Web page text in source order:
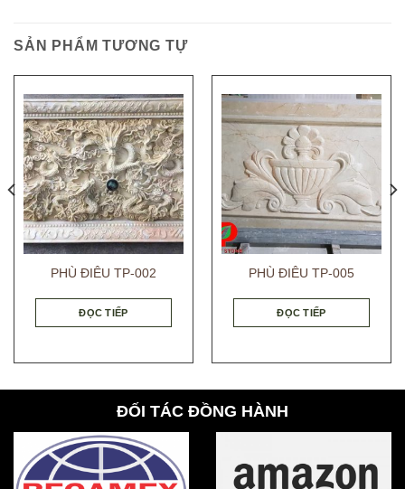
SẢN PHẨM TƯƠNG TỰ
PHÙ ĐIÊU TP-002
ĐỌC TIẾP
PHÙ ĐIÊU TP-005
ĐỌC TIẾP
ĐỐI TÁC ĐỒNG HÀNH